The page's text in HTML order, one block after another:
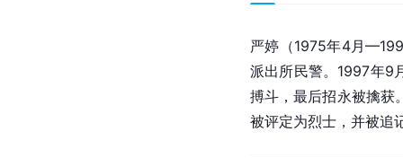
严婷（1975年4月
派出所民警。1997年9
搏斗，最后招永被擒获
被评定为烈士，并被追